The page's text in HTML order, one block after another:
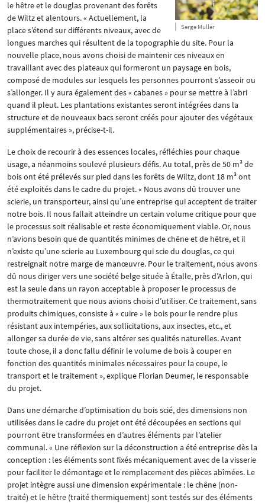
Serge Muller
le hêtre et le douglas provenant des forêts
de Wiltz et alentours. « Actuellement, la
place s’étend sur différents niveaux, avec de
longues marches qui résultent de la topographie du site. Pour la
nouvelle place, nous avons choisi de maintenir ces niveaux en
travaillant avec des plateaux qui formeront un paysage en bois,
composé de modules sur lesquels les personnes pourront s’asseoir ou
s’allonger. Il y aura également des « cabanes » pour se mettre à l’abri
quand il pleut. Les plantations existantes seront intégrées dans la
structure et de nouveaux bacs seront créés pour ajouter des végétaux
supplémentaires », précise-t-il.
Le choix de recourir à des essences locales, réfléchies pour chaque
usage, a néanmoins soulevé plusieurs défis. Au total, près de 50 m³ de
bois ont été prélevés sur pied dans les forêts de Wiltz, dont 18 m³ ont
été exploités dans le cadre du projet. « Nous avons dû trouver une
scierie, un transporteur, ainsi qu’une entreprise qui acceptent de traiter
notre bois. Il nous fallait atteindre un certain volume critique pour que
le processus soit réalisable et reste économiquement viable. Or, nous
n’avions besoin que de quantités minimes de chêne et de hêtre, et il
n’existe qu’une scierie au Luxembourg qui scie du douglas, ce qui
restreignait notre marge de manœuvre. Pour le traitement, nous avons
dû nous diriger vers une société belge située à Étalle, près d’Arlon, qui
est la seule dans un rayon acceptable à proposer le processus de
thermotraitement que nous avions choisi d’utiliser. Ce traitement, sans
produits chimiques, consiste à « cuire » le bois pour le rendre plus
résistant aux intempéries, aux sollicitations, aux insectes, etc., et
allonger sa durée de vie, sans altérer ses qualités naturelles. Avant
toute chose, il a donc fallu définir le volume de bois à couper en
fonction des quantités minimales nécessaires pour la coupe, le
transport et le traitement », explique Florian Deumer, le responsable
du projet.
Dans une démarche d’optimisation du bois scié, des dimensions non
utilisées dans le cadre du projet ont été découpées en sections qui
pourront être transformées en d’autres éléments par l’atelier
communal. « Une réflexion sur la déconstruction a été entreprise dès la
conception : les éléments sont fixés mécaniquement avec de la visserie
pour faciliter le démontage et le remplacement des pièces abîmées. Le
projet intègre aussi une dimension expérimentale : le chêne (non-
traité) et le hêtre (traité thermiquement) sont testés sur des éléments